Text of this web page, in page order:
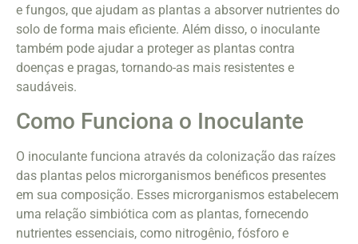
e fungos, que ajudam as plantas a absorver nutrientes do
solo de forma mais eficiente. Além disso, o inoculante
também pode ajudar a proteger as plantas contra
doenças e pragas, tornando-as mais resistentes e
saudáveis.
Como Funciona o Inoculante
O inoculante funciona através da colonização das raízes
das plantas pelos microrganismos benéficos presentes
em sua composição. Esses microrganismos estabelecem
uma relação simbiótica com as plantas, fornecendo
nutrientes essenciais, como nitrogênio, fósforo e